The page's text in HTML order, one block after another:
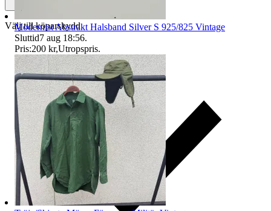
Välj till köparskydd
Modernist Abstrakt Halsband Silver S 925/825 Vintage
Sluttid7 aug 18:56.
Pris:200 kr,Utropspris.